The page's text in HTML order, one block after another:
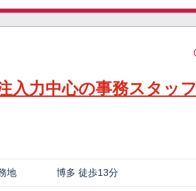
入力中心の事務スタッフ
地 博多 徒歩13分